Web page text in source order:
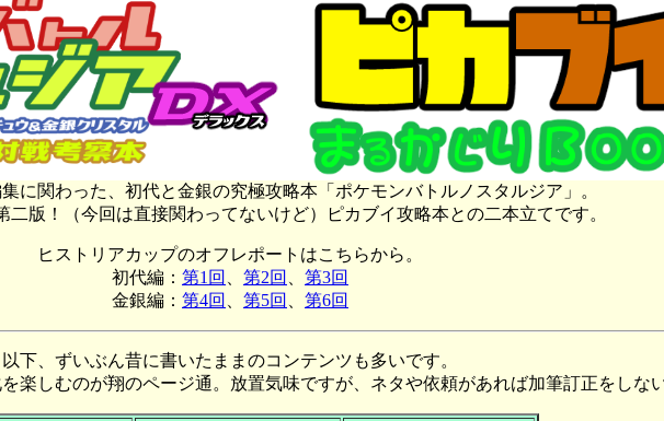
に関わった、初代と金銀の究極攻略本「ポケモンバトルノスタルジア」。
二版！（今回は直接関わってないけど）ピカブイ攻略本との二本立てです。
ヒストリアカップのオフレポートはこちらから。
初代編： 第1回 第2回
第3回
金銀編： 第4回 第5回 第6回
以下、ずいぶん昔に書いたままのコンテンツも多いです。
楽しむのが翔のページ通。放置気味ですが、ネタや依頼があれば加筆訂正をしな